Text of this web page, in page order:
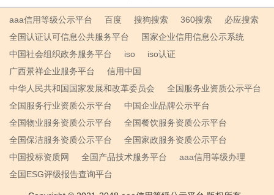
aaa信用等级公示平台 百度 搜狗搜索 360搜索
必应搜索
全国认证认可信息公共服务平台
国家企业信用信息公示系统
中国社会组织政务服务平台
iso
iso认证
广西景祥企业服务平台
信用中国
中华人民共和国国家发展和改革委员会
全国服务业资质公示平台
全国服务行业资质公示平台
中国企业品牌公示平台
全国物业服务资质公示平台
全国餐饮服务资质公示平台
全国保洁服务资质公示平台
全国家政服务资质公示平台
中国投标资质网
全国产品技术服务平台
aaa信用等级办理
全国ESG评级报告查询平台